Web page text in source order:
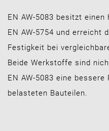
EN AW-5083 besitzt
EN AW-5754 und erreicht
Festigkeit bei
Beide Werkstoffe sind
EN AW-5083 eine
belasteten Bauteilen.